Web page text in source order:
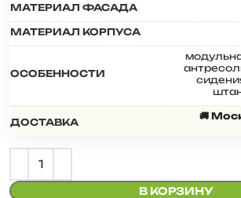
МАТЕРИАЛ ФАСАДА
МАТЕРИАЛ КОРПУСА
ОСОБЕННОСТИ
ДОСТАВКА
🚚
В КОРЗИНУ